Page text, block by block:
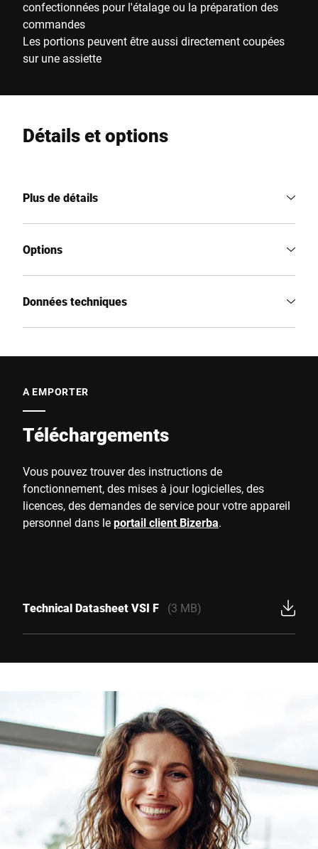
confectionnées pour l'étalage ou la préparation des
commandes
Les portions peuvent être aussi directement coupées
sur une assiette
Détails et options
Plus de détails
Options
Données techniques
A EMPORTER
Téléchargements
Vous pouvez trouver des instructions de
fonctionnement, des mises à jour logicielles, des
licences, des demandes de service pour votre appareil
personnel dans leportail client Bizerba.
Technical Datasheet VSI F (3 MB)